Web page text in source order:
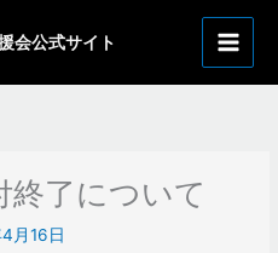
会公式サイト
終了について
月16日